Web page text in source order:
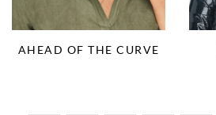
AHEAD OF THE CURVE